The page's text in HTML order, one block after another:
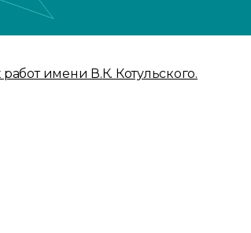
имени В.К. Котульского.